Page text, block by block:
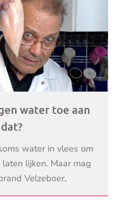
water toe aan
water in vlees om
lijken. Maar mag
Velzeboer,
beantwoordt